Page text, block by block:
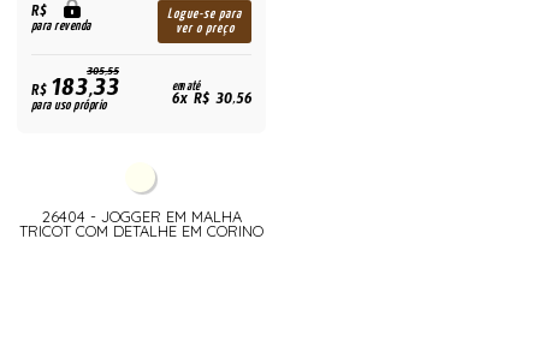
R$
para revenda
Logue-se para
ver o preço
305,55
R$183,33
para uso próprio
em até
6x R$ 30,56
26404 - JOGGER EM MALHA
TRICOT COM DETALHE EM CORINO